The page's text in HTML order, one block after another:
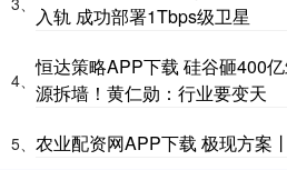
入轨 成功部署1Tbps级卫星
4、
恒达策略APP下载 硅谷砸400
源拆墙！黄仁勋：行业要变天
5、 农业配资网APP下载 极现方案